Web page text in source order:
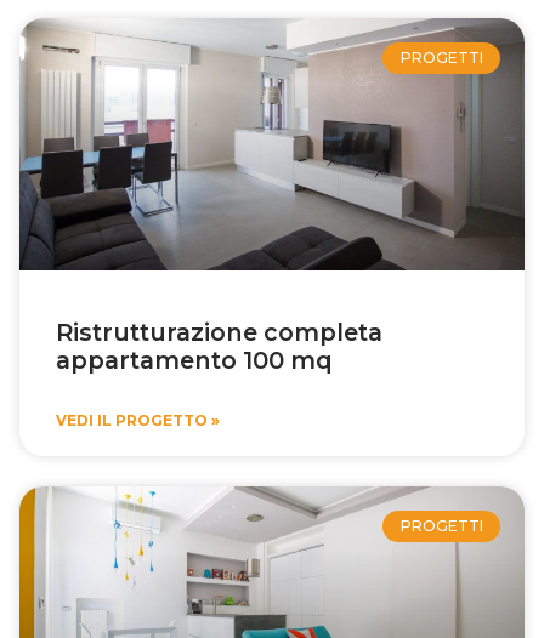
PROGETTI
Ristrutturazione completa
appartamento 100 mq
VEDI IL PROGETTO »
PROGETTI